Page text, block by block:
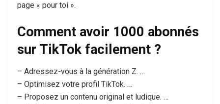
page « pour toi ».
Comment avoir 1000 abonnés
sur TikTok facilement ?
– Adressez-vous à la génération Z. …
– Optimisez votre profil TikTok. …
– Proposez un contenu original et ludique. …